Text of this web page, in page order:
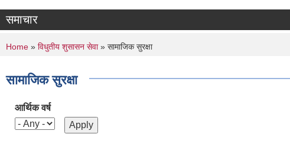
समाचार
You are here
Home » विधुतीय शुसासन सेवा» सामाजिक सुरक्षा
सामाजिक सुरक्षा
आर्थिक वर्ष